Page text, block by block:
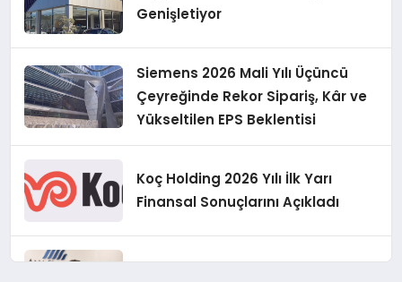
Genişletiyor
Siemens 2026 Mali Yılı Üçüncü
Çeyreğinde Rekor Sipariş, Kâr ve
Yükseltilen EPS Beklentisi
Koç Holding 2026 Yılı İlk Yarı
Finansal Sonuçlarını Açıkladı